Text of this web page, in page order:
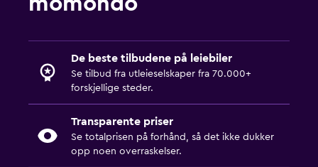
De beste tilbudene på leiebiler
Se tilbud fra utleieselskaper fra 70.000+
forskjellige steder.
Transparente priser
Se totalprisen på forhånd, så det ikke dukker
opp noen overraskelser.